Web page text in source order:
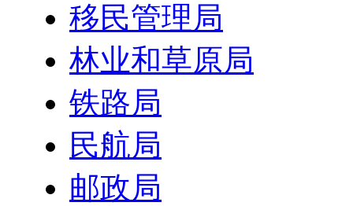
移民管理局
林业和草原局
铁路局
民航局
邮政局